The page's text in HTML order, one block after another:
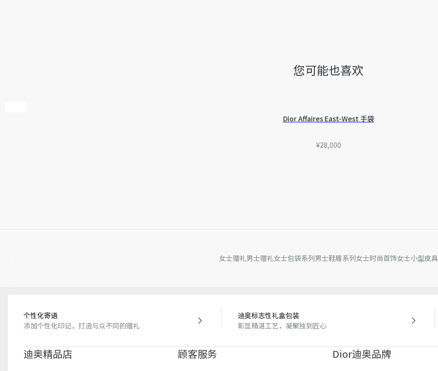
您可能也喜欢
Dior Affaires East-West 手袋
¥28,000
女士赠礼男士赠礼女士包袋系列男士鞋履系列女士时尚首饰女士小型皮具
个性化寄语
添加个性化印记，打造与众不同的赠礼
迪奥标志性礼盒包装
彰显精湛工艺，凝聚独到匠心
迪奥精品店 顾客服务 Dior迪奥品牌